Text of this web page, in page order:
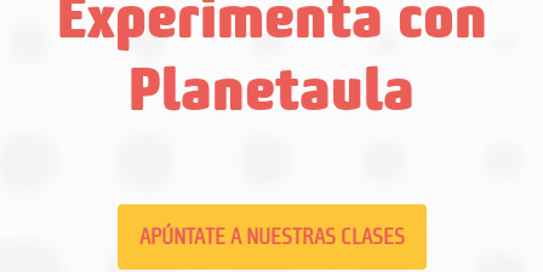
Experimenta
con
Planetaula
APÚNTATE A NUESTRAS CLASES